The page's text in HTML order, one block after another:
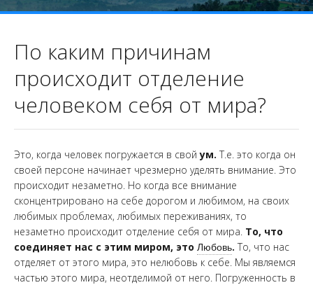
По каким причинам
происходит отделение
человеком себя от мира?
Это, когда человек погружается в свойум. Т.е. это когда он
своей персоне начинает чрезмерно уделять внимание. Это
происходит незаметно. Но когда все внимание
сконцентрировано на себе дорогом и любимом, на своих
любимых проблемах, любимых переживаниях, то
незаметно происходит отделение себя от мира. То, что
соединяет нас с этим миром, это Любовь. То, что нас
отделяет от этого мира, это нелюбовь к себе. Мы являемся
частью этого мира, неотделимой от него. Погруженность в